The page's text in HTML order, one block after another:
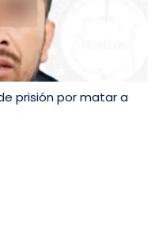
prisión por matar a